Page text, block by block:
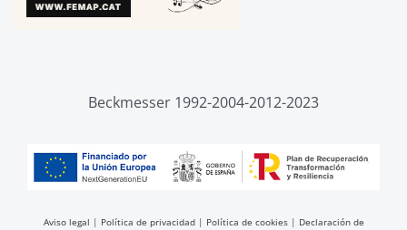
Beckmesser 1992-2004-2012-2023
Aviso legal | Política de privacidad| Política de cookies| Declaración de